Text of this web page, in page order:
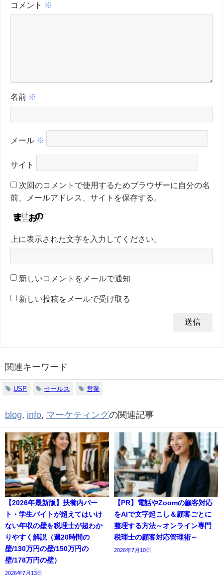
コメント ※
名前 ※
メール ※
サイト
次回のコメントで使用するためブラウザーに自分の名
前、メールアドレス、サイトを保存する。
上に表示された文字を入力してください。
新しいコメントをメールで通知
新しい投稿をメールで受け取る
関連キーワード
USP セールス 営業
blog, info, マーケティングの関連記事
【2026年最新版】扶養内パー
ト・学生バイトが超えてはいけ
ない年収の壁を税理士が超わか
りやすく解説（週20時間の
壁/130万円の壁/150万円の
壁/178万円の壁）
2026年7月13日
【PR】電話やZoomの顧客対応
をAIで文字起こし＆顧客ごとに
整理する方法～オンライン専門
税理士の顧客対応管理術～
2026年7月10日